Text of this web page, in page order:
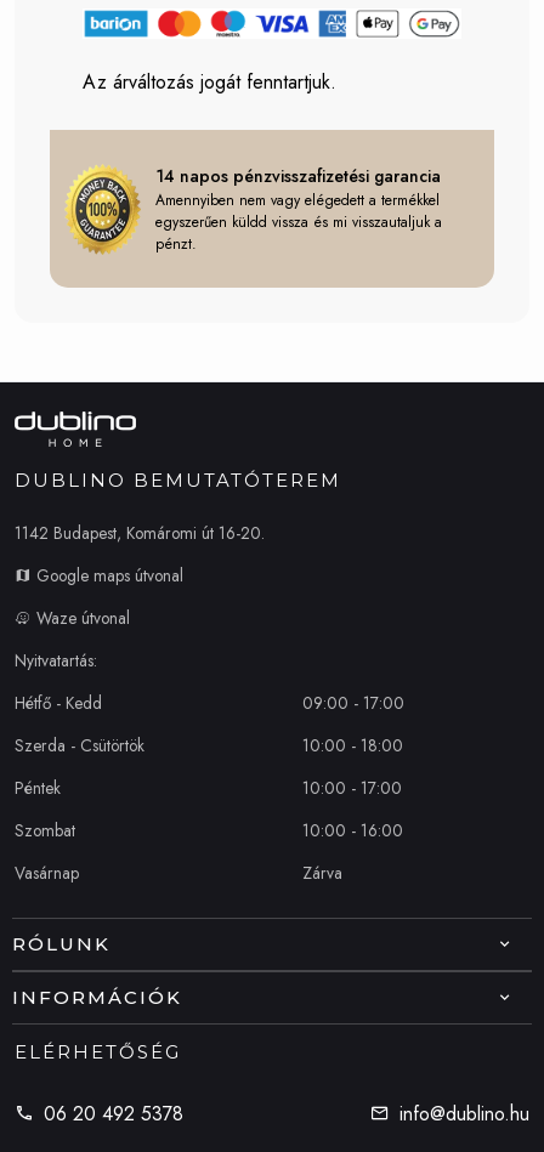
Az árváltozás jogát fenntartjuk.
14 napos pénzvisszafizetési garancia
Amennyiben nem vagy elégedett a termékkel
egyszerűen küldd vissza és mi visszautaljuk a
pénzt.
RÓLUNK
ELÉRHETŐSÉG
06 20 492 5378 info@dublino.hu
INFORMÁCIÓK
DUBLINO BEMUTATÓTEREM
1142 Budapest, Komáromi út 16-20.
Google maps útvonal
Waze útvonal
Nyitvatartás:
Hétfő - Kedd
09:00 - 17:00
Szerda - Csütörtök
10:00 - 18:00
Péntek
10:00 - 17:00
Szombat
10:00 - 16:00
Vasárnap
Zárva